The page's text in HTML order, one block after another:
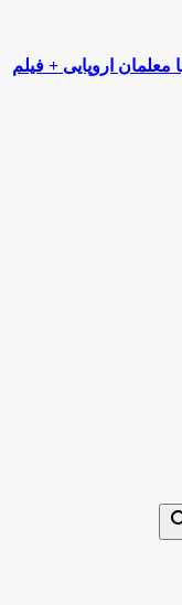
اروپایی + فیلم